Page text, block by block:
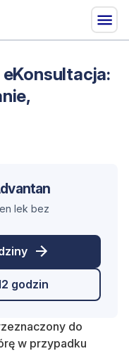
lek bez
godzin
do
w przypadku